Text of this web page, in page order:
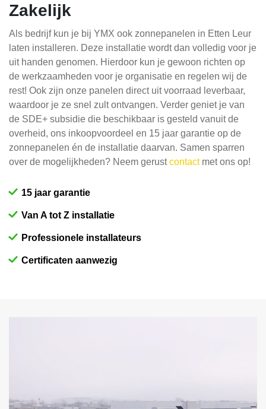
Zakelijk
Als bedrijf kun je bij YMX ook zonnepanelen in Etten Leur
laten installeren. Deze installatie wordt dan volledig voor je
uit handen genomen. Hierdoor kun je gewoon richten op
de werkzaamheden voor je organisatie en regelen wij de
rest! Ook zijn onze panelen direct uit voorraad leverbaar,
waardoor je ze snel zult ontvangen. Verder geniet je van
de SDE+ subsidie die beschikbaar is gesteld vanuit de
overheid, ons inkoopvoordeel en 15 jaar garantie op de
zonnepanelen én de installatie daarvan. Samen sparren
over de mogelijkheden? Neem gerustcontact met ons op!
15 jaar garantie
Van A tot Z installatie
Professionele installateurs
Certificaten aanwezig